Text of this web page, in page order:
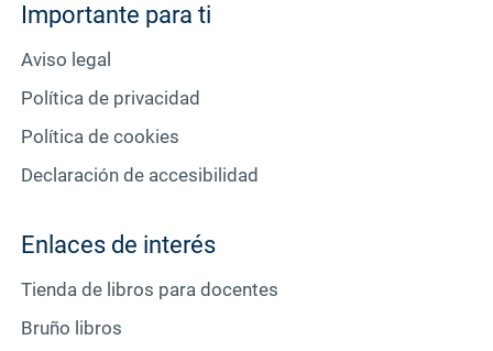
Importante para ti
Aviso legal
Política de privacidad
Política de cookies
Declaración de accesibilidad
Enlaces de interés
Tienda de libros para docentes
Bruño libros